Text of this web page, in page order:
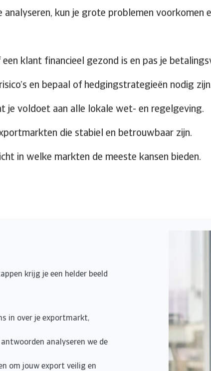
kun je grote problemen
klant financieel gezond is en pas je
en bepaal of hedgingstrategieën nodig
je voldoet aan alle lokale wet- en regelgeving.
die stabiel en betrouwbaar zijn.
in welke markten de meeste kansen bieden.
krijg je een helder beeld
in over je exportmarkt,
analyseren we de
om jouw export veilig en